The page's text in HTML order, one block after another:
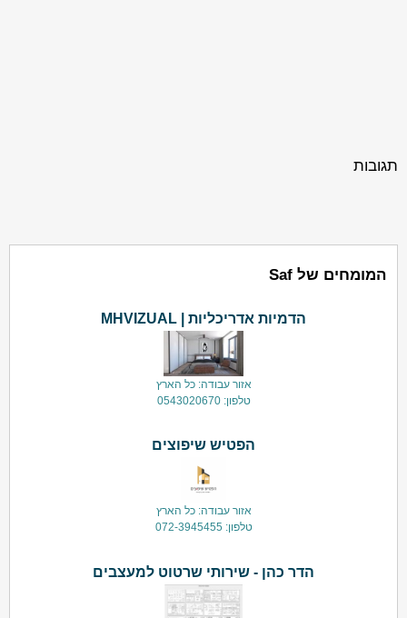
תגובות
המומחים של Saf
הדמיות אדריכליות | MHVIZUAL
אזור עבודה: כל הארץ
טלפון: 0543020670
הפטיש שיפוצים
אזור עבודה: כל הארץ
טלפון: 072-3945455
הדר כהן - שירותי שרטוט למעצבים